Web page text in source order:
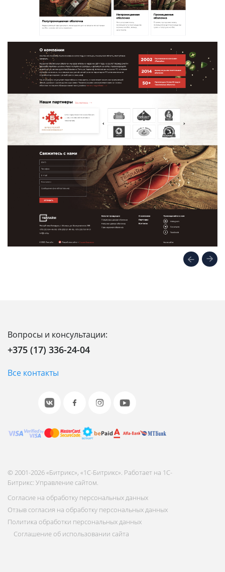
Вопросы и консультации:
+375 (17) 336-24-04
Все контакты
© 2001-2026 «Битрикс», «1С-Битрикс». Работает на 1С-
Битрикс: Управление сайтом.
Согласие на обработку персональных данных
Отзыв согласия на обработку персональных данных
Политика обработки персональных данных
Соглашение об использовании сайта